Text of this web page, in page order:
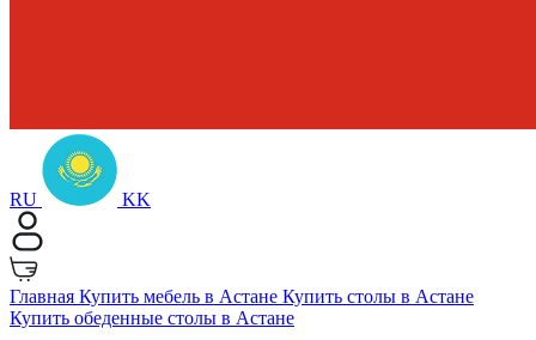
RU KK
Главная Купить мебель в Астане Купить столы в Астане
Купить обеденные столы в Астане